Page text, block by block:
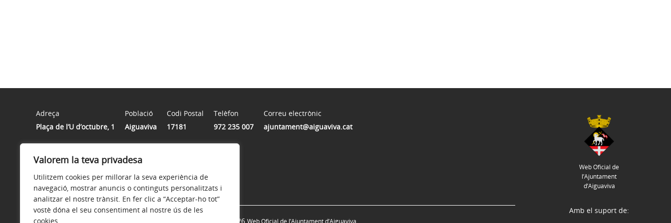
Valorem la teva privadesa
Utilitzem cookies per millorar la seva experiència de
navegació, mostrar anuncis o continguts personalitzats i
analitzar el nostre trànsit. En fer clic a “Acceptar-ho tot”
vostè dóna el seu consentiment al nostre ús de les
cookies
Adreça
Plaça de l’U d’octubre, 1
Població
Aiguaviva
Codi Postal
17181
Telèfon
972 235 007
Correu electrònic
ajuntament@aiguaviva.cat
Horari
Matins: Dilluns a Divendres de 8 h a 15 h
Tardes: Dijous de 16 h a 19 h (de setembre a juny)
Web Oficial de
l’Ajuntament
d’Aiguaviva
Avís legal © 2026
Amb el suport de: